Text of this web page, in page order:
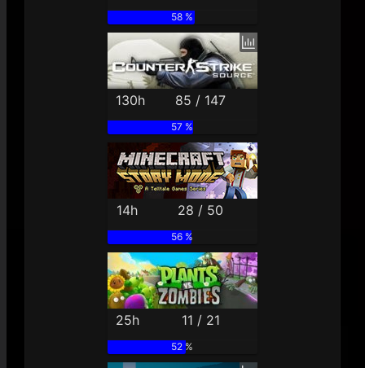
58 %
130h 85 / 147
57 %
14h 28 / 50
56 %
25h 11 / 21
52 %